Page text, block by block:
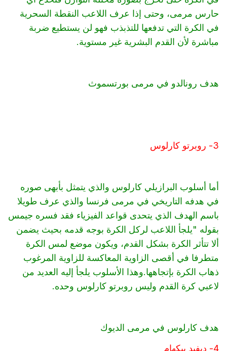
حارس مرمى، وحتى إذا عرف اللاعب النقطة السحرية
في الكرة التي تدفعها للتذبذب فهو لن يستطيع ضربة
مباشرة لأن القدم البشرية غير مستوية.
هدف رونالدو في مرمى بورتسموث
3- روبرتو كارلوس
أما أسلوب البرازيلي كارلوس والذي يتمثل بأبهى صوره
في هدفه التاريخي في مرمى فرنسا والذي عرف طويلا
باسم الهدف الذي يتحدى قواعد الفيزياء فقد فسره جيمس
بقوله "يلجأ اللاعب لركل الكرة بوجه قدمه بحيث يضمن
ألا تتأثر الكرة بشكل القدم، ويكون موضع لمس الكرة
متطرفا في أقصى الزاوية المعاكسة للزاوية المرغوب
ذهاب الكرة بإتجاهها.وهذا الأسلوب يلجأ إليه العديد من
لاعبي كرة القدم وليس روبرتو كارلوس وحده.
هدف كارلوس في مرمى الديوك
4- ديفيد بيكهام